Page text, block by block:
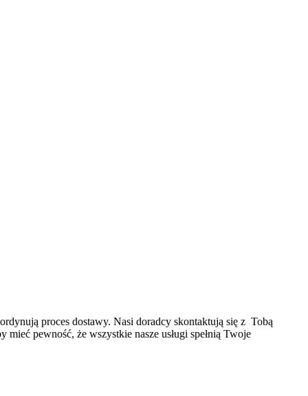
proces dostawy. Nasi doradcy skontaktują się z Tobą
pewność, że wszystkie nasze usługi spełnią Twoje